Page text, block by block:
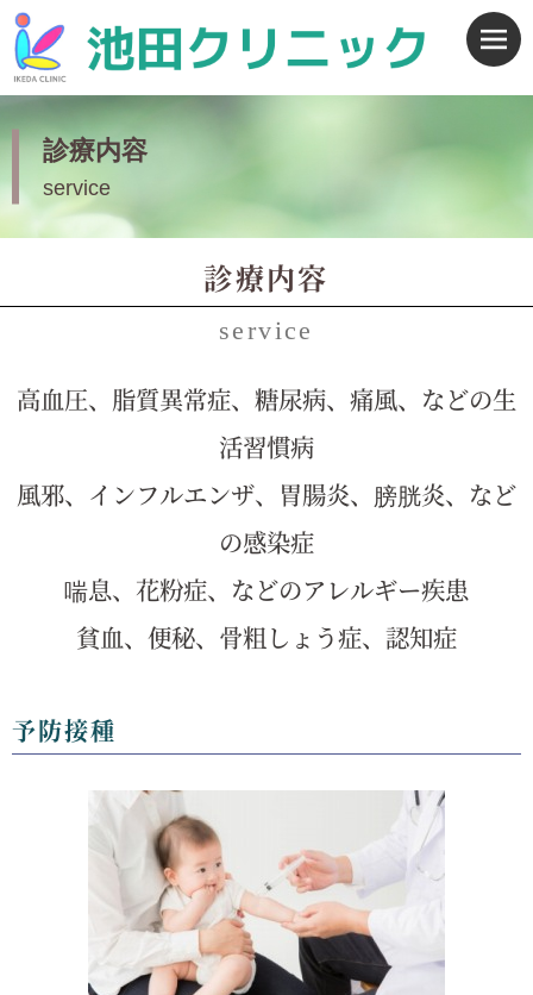
診療内容
service
診療内容
service
高血圧、脂質異常症、糖尿病、痛風、などの生
活習慣病
風邪、インフルエンザ、胃腸炎、膀胱炎、など
の感染症
喘息、花粉症、などのアレルギー疾患
貧血、便秘、骨粗しょう症、認知症
予防接種